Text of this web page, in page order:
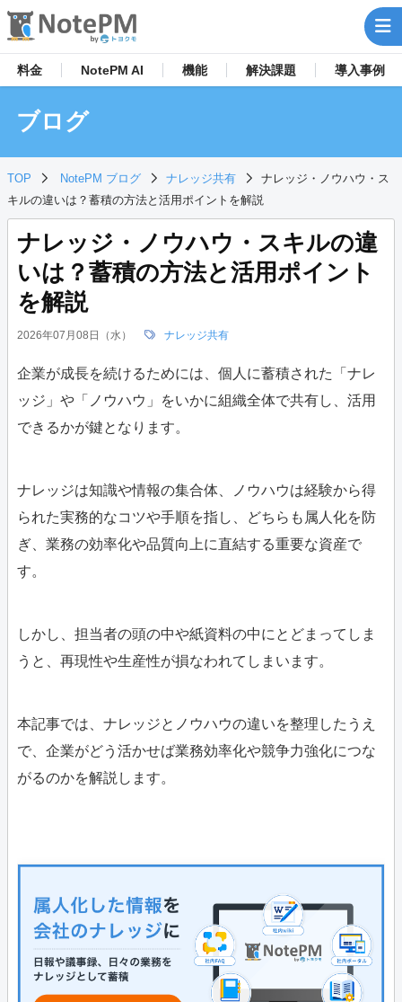
料金 NotePM AI 機能 解決課題 導入事例
ブログ
TOP NotePM ブログ ナレッジ共有
ナレッジ・ノウハウ・ス
キルの違いは？蓄積の方法と活用ポイントを解説
ナレッジ・ノウハウ・スキルの違
いは？蓄積の方法と活用ポイント
を解説
2026年07月08日（水） ナレッジ共有
企業が成長を続けるためには、個人に蓄積された「ナレ
ッジ」や「ノウハウ」をいかに組織全体で共有し、活用
できるかが鍵となります。
ナレッジは知識や情報の集合体、ノウハウは経験から得
られた実務的なコツや手順を指し、どちらも属人化を防
ぎ、業務の効率化や品質向上に直結する重要な資産で
す。
しかし、担当者の頭の中や紙資料の中にとどまってしま
うと、再現性や生産性が損なわれてしまいます。
本記事では、ナレッジとノウハウの違いを整理したうえ
で、企業がどう活かせば業務効率化や競争力強化につな
がるのかを解説します。